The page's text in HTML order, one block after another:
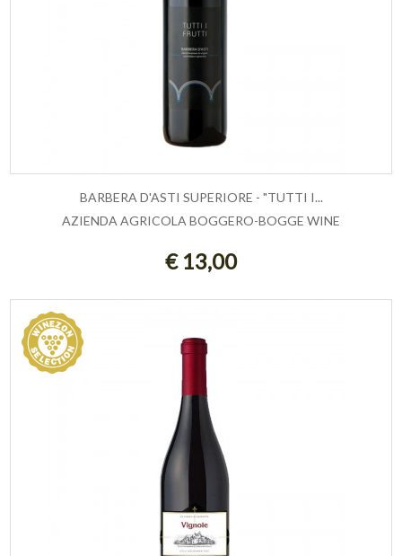
ESAURITO
BARBERA D'ASTI SUPERIORE - "TUTTI I...
AZIENDA AGRICOLA BOGGERO-BOGGE WINE
€ 13,00